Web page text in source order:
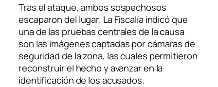
Tras el ataque, ambos sospechosos
escaparon del lugar. La Fiscalía indicó que
una de las pruebas centrales de la causa
son las imágenes captadas por cámaras de
seguridad de la zona, las cuales permitieron
reconstruir el hecho y avanzar en la
identificación de los acusados.